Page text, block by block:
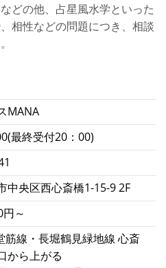
どの他、占星風水学といった
相性などの問題につき、相談
MANA
最終受付20：00)
中央区西心斎橋1-15-9 2F
～
筋線・長堀鶴見緑地線 心斎
から上がる